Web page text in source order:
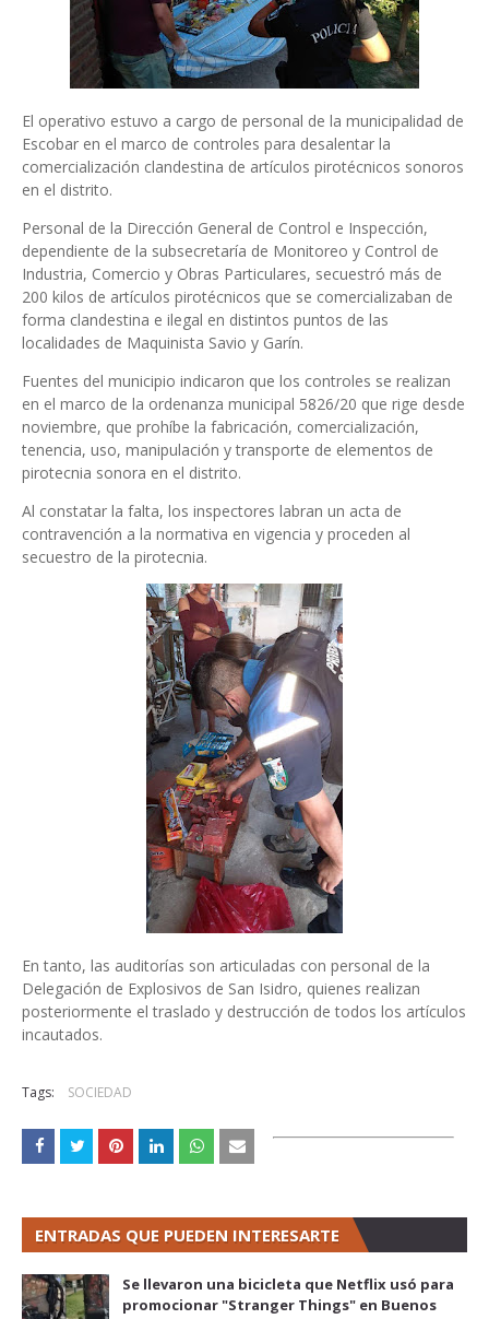
El operativo estuvo a cargo de personal de la municipalidad de
Escobar en el marco de controles para desalentar la
comercialización clandestina de artículos pirotécnicos sonoros
en el distrito.
Personal de la Dirección General de Control e Inspección,
dependiente de la subsecretaría de Monitoreo y Control de
Industria, Comercio y Obras Particulares, secuestró más de
200 kilos de artículos pirotécnicos que se comercializaban de
forma clandestina e ilegal en distintos puntos de las
localidades de Maquinista Savio y Garín.
Fuentes del municipio indicaron que los controles se realizan
en el marco de la ordenanza municipal 5826/20 que rige desde
noviembre, que prohíbe la fabricación, comercialización,
tenencia, uso, manipulación y transporte de elementos de
pirotecnia sonora en el distrito.
Al constatar la falta, los inspectores labran un acta de
contravención a la normativa en vigencia y proceden al
secuestro de la pirotecnia.
En tanto, las auditorías son articuladas con personal de la
Delegación de Explosivos de San Isidro, quienes realizan
posteriormente el traslado y destrucción de todos los artículos
incautados.
Tags: SOCIEDAD
ENTRADAS QUE PUEDEN INTERESARTE
Se llevaron una bicicleta que Netflix usó para
promocionar "Stranger Things" en Buenos